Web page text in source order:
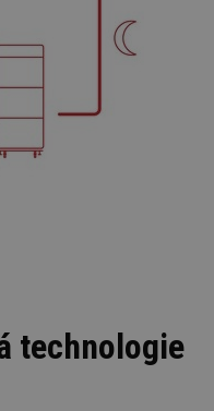
technologie